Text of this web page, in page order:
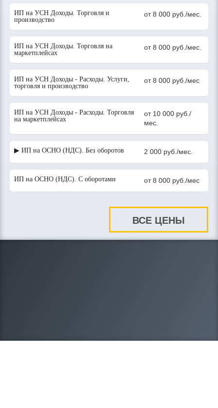
ИП на УСН Доходы. Торговля и
производство
от 8 000 руб./мес.
ИП на УСН Доходы. Торговля на
маркетплейсах
от 8 000 руб./мес.
ИП на УСН Доходы - Расходы. Услуги,
торговля и производство
от 8 000 руб./мес
ИП на УСН Доходы - Расходы. Торговля
на маркетплейсах
от 10 000 руб./
мес.
▶ ИП на ОСНО (НДС). Без оборотов 2 000 руб./мес.
ИП на ОСНО (НДС). С оборотами от 8 000 руб./мес
ВСЕ ЦЕНЫ